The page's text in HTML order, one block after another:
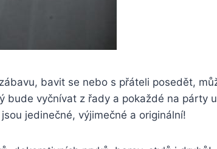
bavit se nebo s přáteli posedět,
bude vyčnívat z řady a pokaždé na párty
jedinečné, výjimečné a originální!